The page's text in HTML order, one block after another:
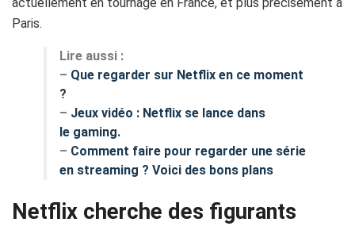
Paris.
Lire aussi :
– Que regarder sur Netflix en ce moment
?
– Jeux vidéo : Netflix se lance dans
le gaming.
– Comment faire pour regarder une série
en streaming ? Voici des bons plans
Netflix cherche des figurants